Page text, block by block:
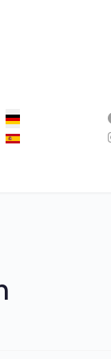
Sprache auswählen